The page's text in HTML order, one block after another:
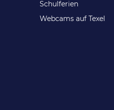
Schulferien
Webcams auf Texel